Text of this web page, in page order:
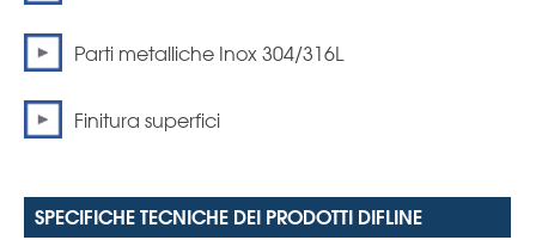
Parti metalliche Inox 304/316L
Finitura superfici
SPECIFICHE TECNICHE DEI PRODOTTI DIFLINE